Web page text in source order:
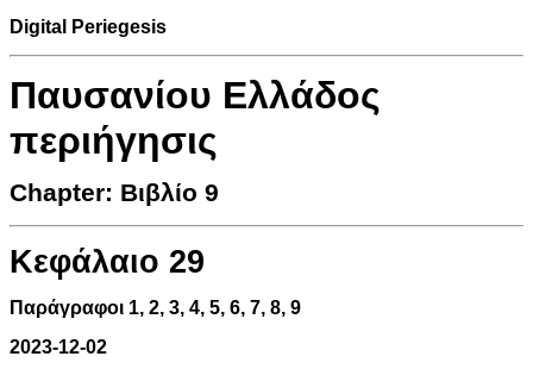
Digital Periegesis
Παυσανίου Ελλάδος
περιήγησις
Chapter: Βιβλίο 9
Κεφάλαιο 29
Παράγραφοι 1, 2, 3, 4, 5, 6, 7, 8, 9
2023-12-02